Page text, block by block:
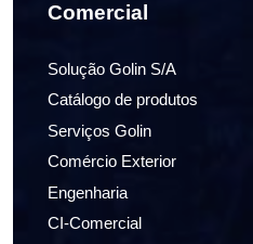
Comercial
Solução Golin S/A
Catálogo de produtos
Serviços Golin
Comércio Exterior
Engenharia
CI-Comercial